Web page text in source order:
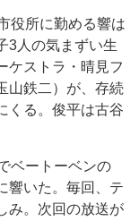
役所に勤める響は
3人の気まずい生
ケストラ・晴見フ
山鉄二）が、存続
くる。俊平は古谷
ベートーベンの
響いた。毎回、テ
み。次回の放送が